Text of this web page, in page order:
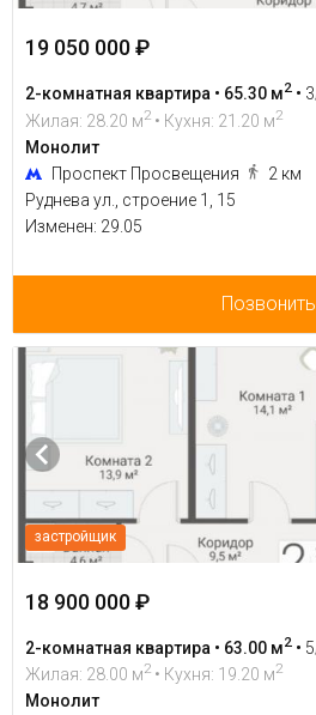
19 050 000 ₽
2-комнатная квартира • 65.30 м2 •
Жилая: 28.20 м2 • Кухня: 21.20 м2
Монолит
Проспект Просвещения
2 км
Руднева ул., строение 1, 15
Изменен: 29.05
Позвонить
застройщик
18 900 000 ₽
2-комнатная квартира • 63.00 м2 •
Жилая: 28.00 м2 • Кухня: 19.20 м2
Монолит